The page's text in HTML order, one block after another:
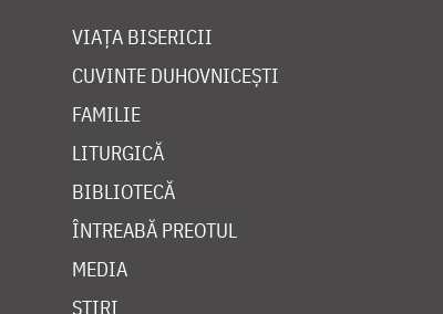
VIAȚA BISERICII
CUVINTE DUHOVNICEȘTI
FAMILIE
LITURGICĂ
BIBLIOTECĂ
ÎNTREABĂ PREOTUL
MEDIA
ȘTIRI